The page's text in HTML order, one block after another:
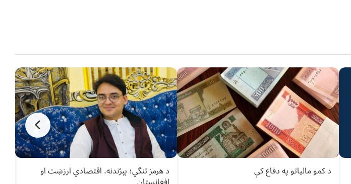
د کمو مالیاتو په دفاع کې د هرمز تنگي؛ پېژندنه، اقتصادي ارزښت او